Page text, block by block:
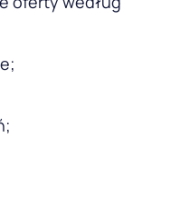
strona;
jakością obrazu a
Google uzyskuje
zdjęć/obrazów o
wynik Largest
jest równie
obrazu jest